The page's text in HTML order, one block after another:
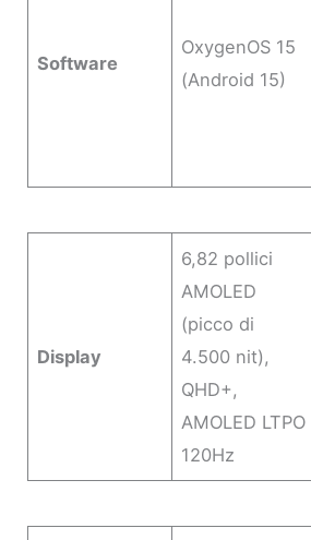
Software
OxygenOS 15
(Android 15)
Display
6,82 pollici
AMOLED
(picco di
4.500 nit),
QHD+,
AMOLED LTPO
120Hz